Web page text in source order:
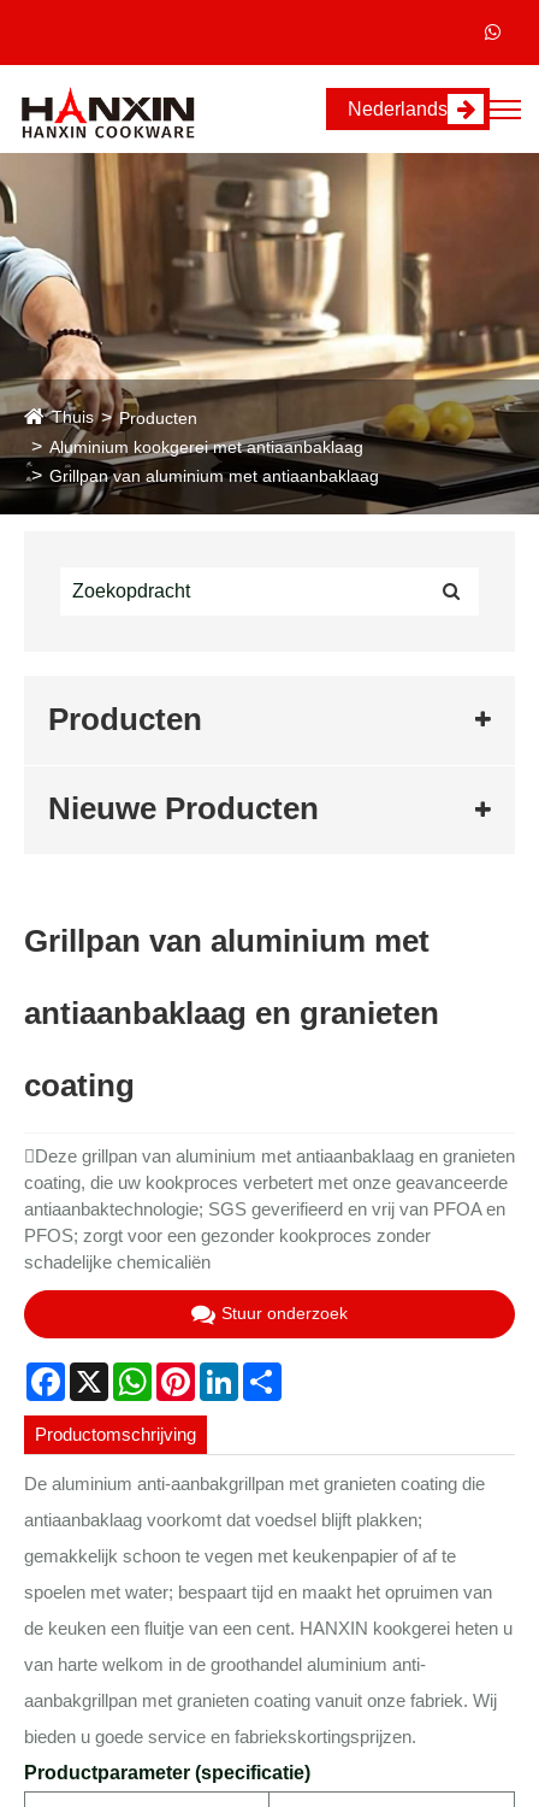
Nederlands
Thuis
Producten
Aluminium kookgerei met antiaanbaklaag
Grillpan van aluminium met antiaanbaklaag
Producten
Nieuwe Producten
Grillpan van aluminium met
antiaanbaklaag en granieten
coating
Deze grillpan van aluminium met antiaanbaklaag en granieten
coating, die uw kookproces verbetert met onze geavanceerde
antiaanbaktechnologie; SGS geverifieerd en vrij van PFOA en
PFOS; zorgt voor een gezonder kookproces zonder
schadelijke chemicaliën
Stuur onderzoek
Facebook
X WhatsAppPinterestLinkedIn
Productomschrijving
De aluminium anti-aanbakgrillpan met granieten coating die
antiaanbaklaag voorkomt dat voedsel blijft plakken;
gemakkelijk schoon te vegen met keukenpapier of af te
spoelen met water; bespaart tijd en maakt het opruimen van
de keuken een fluitje van een cent. HANXIN kookgerei heten u
van harte welkom in de groothandel aluminium anti-
aanbakgrillpan met granieten coating vanuit onze fabriek. Wij
bieden u goede service en fabriekskortingsprijzen.
Productparameter (specificatie)